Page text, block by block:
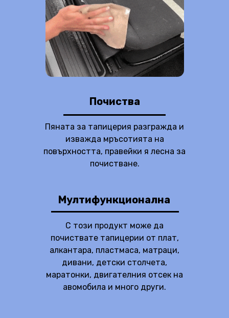
Почиства
Мултифункционална
Пяната за тапицерия разгражда и
изважда мръсотията на
повърхността, правейки я лесна за
почистване.
С този продукт може да
почиствате тапицерии от плат,
алкантара, пластмаса, матраци,
дивани, детски столчета,
маратонки, двигателния отсек на
авомобила и много други.